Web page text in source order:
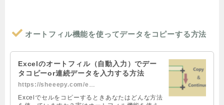
オートフィル機能を使ってデータをコピーする方法
Excelのオートフィル（自動入力）でデー
タコピーor連続データを入力する方法
Excelでセルをコピーするときあなたはどんな方法